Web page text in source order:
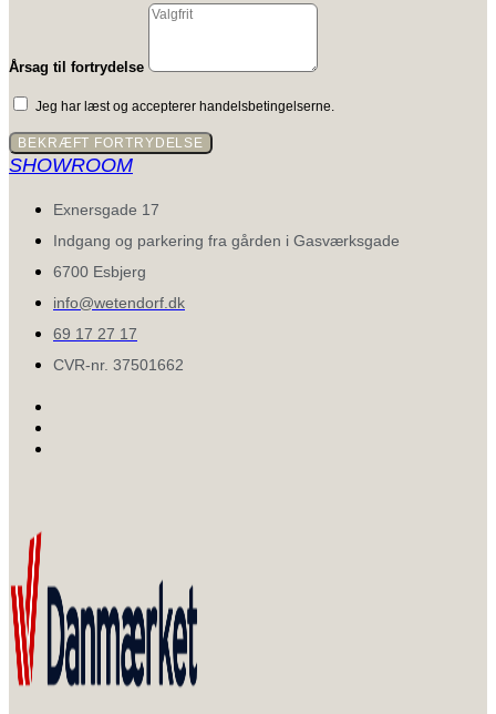
Årsag til fortrydelse
Jeg har læst og accepterer handelsbetingelserne.
BEKRÆFT FORTRYDELSE
SHOWROOM
Exnersgade 17
Indgang og parkering fra gården i Gasværksgade
6700 Esbjerg
info@wetendorf.dk
69 17 27 17
CVR-nr. 37501662